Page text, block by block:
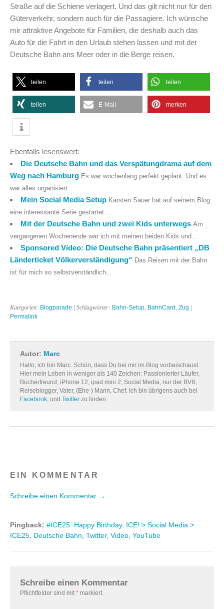
Straße auf die Schiene verlagert. Und das gilt nicht nur für den
Güterverkehr, sondern auch für die Passagiere. Ich wünsche
mir attraktive Angebote für Familien, die deshalb auch das
Auto für die Fahrt in den Urlaub stehen lassen und mit der
Deutsche Bahn ans Meer oder in die Berge reisen.
teilen teilen teilen
teilen E-Mail merken
Ebenfalls lesenswert:
Die Deutsche Bahn und das Verspätungdrama auf dem
Weg nach Hamburg Es war wochenlang perfekt geplant. Und es
war alles organisiert....
Mein Social Media Setup Karsten Sauer hat auf seinem Blog
eine interessante Serie gestartet:...
Mit der Deutsche Bahn und zwei Kids unterwegs Am
vergangenen Wochenende war ich mit meinen beiden Kids und...
Sponsored Video: Die Deutsche Bahn präsentiert „DB
Länderticket Völkerverständigung“ Das Reisen mit der Bahn
ist für mich so selbstverständlich...
Kategorien: Blogparade | Schlagwörter: Bahn-Setup, BahnCard , Zug
Permalink
Autor: Marc
Hallo, ich bin Marc. Schön, dass Du bei mir im Blog vorbeischaust.
Hier mein Leben in weniger als 140 Zeichen: Passionierter Läufer,
Bücherfreund, iPhone 12, ipad mini 2, Social Media, nur der BVB,
Reiseblogger, Vater, (Ehe-) Mann, Chef. Ich bin übrigens auch bei
Facebook, und Twitter zu finden.
EIN KOMMENTAR
Schreibe einen Kommentar →
Pingback: #ICE25: Happy Birthday, ICE! > Social Media >
ICE25, Deutsche Bahn, Twitter, Video, YouTube
Schreibe einen Kommentar
Pflichtfelder sind mit * markiert.